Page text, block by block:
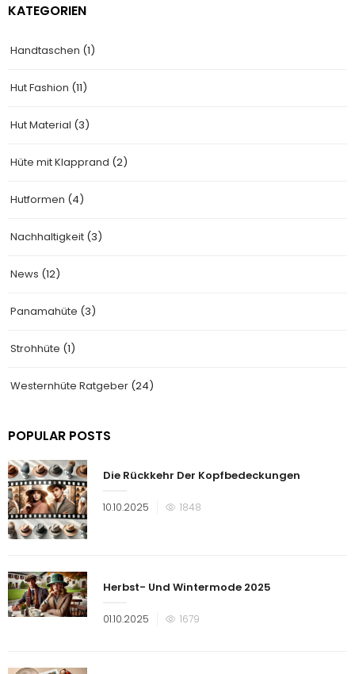
KATEGORIEN
Handtaschen (1)
Hut Fashion (11)
Hut Material (3)
Hüte mit Klapprand (2)
Hutformen (4)
Nachhaltigkeit (3)
News (12)
Panamahüte (3)
Strohhüte (1)
Westernhüte Ratgeber (24)
POPULAR POSTS
Die Rückkehr Der Kopfbedeckungen
Veröffentlicht
10.10.2025 1848
Herbst- Und Wintermode 2025
Veröffentlicht
01.10.2025 1679